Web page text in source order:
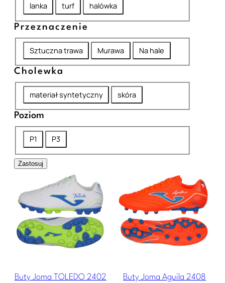
n
t
a
o
d
s
z
a
z
e
w
ę
t
r
z
lanka turf halówka
Przeznaczenie
r
z
z
n
c
e
n
i
e
Sztuczna trawa Murawa Na hale
Cholewka
h
o
e
w
a
materiał syntetyczny skóra
Poziom
o
z
P1 P3
Zastosuj
Buty Joma TOLEDO 2402
Buty Joma Aguila 2408